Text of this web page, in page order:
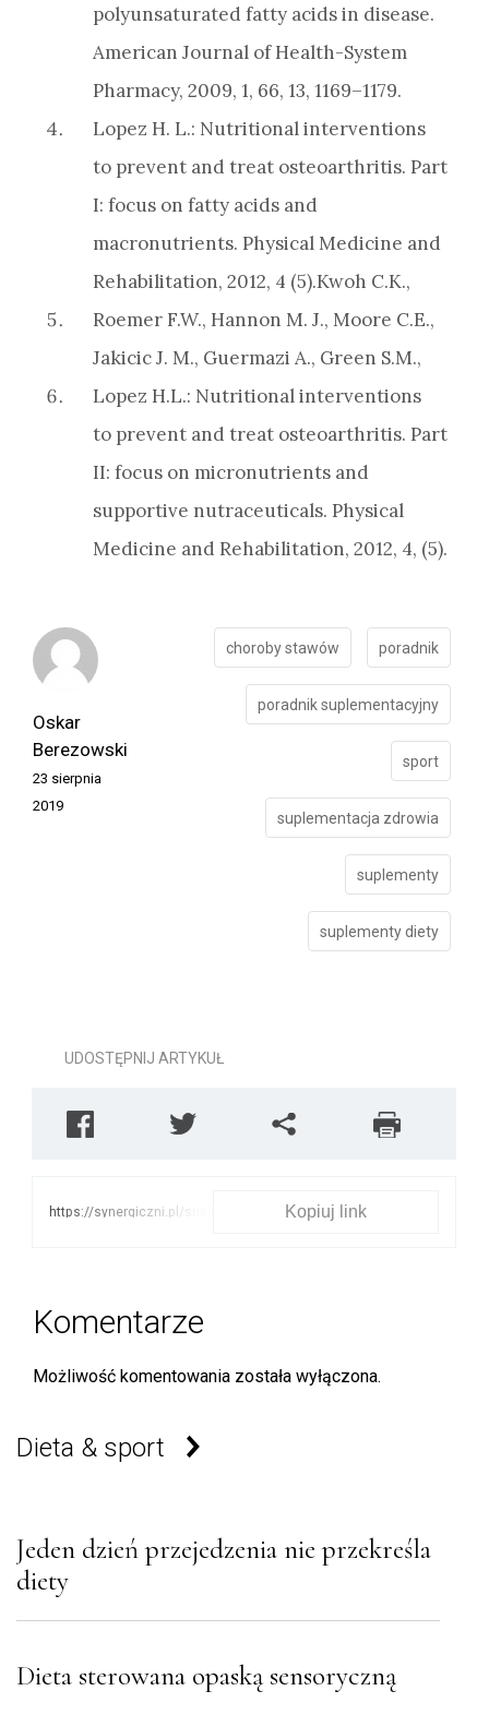
polyunsaturated fatty acids in disease.
American Journal of Health-System
Pharmacy, 2009, 1, 66, 13, 1169–1179.
Lopez H. L.: Nutritional interventions
to prevent and treat osteoarthritis. Part
I: focus on fatty acids and
macronutrients. Physical Medicine and
Rehabilitation, 2012, 4 (5).Kwoh C.K.,
Roemer F.W., Hannon M. J., Moore C.E.,
Jakicic J. M., Guermazi A., Green S.M.,
Lopez H.L.: Nutritional interventions
to prevent and treat osteoarthritis. Part
II: focus on micronutrients and
supportive nutraceuticals. Physical
Medicine and Rehabilitation, 2012, 4, (5).
Oskar
Berezowski
23 sierpnia
2019
choroby stawów poradnik
poradnik suplementacyjny
sport
suplementacja zdrowia
suplementy
suplementy diety
UDOSTĘPNIJ ARTYKUŁ
https://synergiczni.pl/suplementy/poradnik-Kopiuj link
Komentarze
Możliwość komentowania została wyłączona.
Dieta & sport
Jeden dzień przejedzenia nie przekreśla
diety
Dieta sterowana opaską sensoryczną